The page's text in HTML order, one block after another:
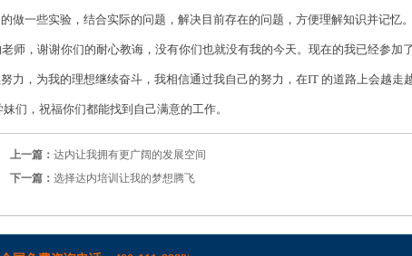
做一些实验，结合实际的问题，解决目前存在的问题，方便理解知识并记忆。
老师，谢谢你们的耐心教诲，没有你们也就没有我的今天。现在的我已经参加
力，为我的理想继续奋斗，我相信通过我自己的努力，在IT 的道路上会越走
们，祝福你们都能找到自己满意的工作。
上一篇： 达内让我拥有更广阔的发展空间
下一篇： 选择达内培训让我的梦想腾飞